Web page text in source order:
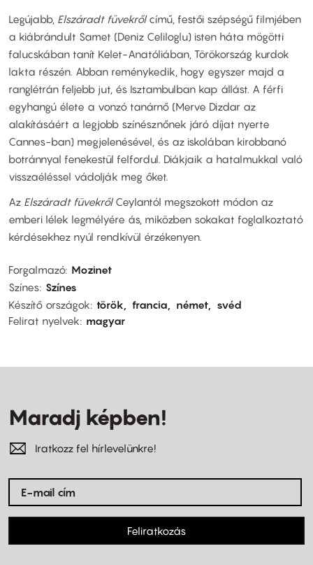
Legújabb, Elszáradt füvekrőlcímű, festői szépségű filmjében
a kiábrándult Samet (Deniz Celiloglu) isten háta mögötti
falucskában tanít Kelet-Anatóliában, Törökország kurdok
lakta részén. Abban reménykedik, hogy egyszer majd a
ranglétrán feljebb jut, és Isztambulban kap állást. A férfi
egyhangú élete a vonzó tanárnő (Merve Dizdar az
alakításáért a legjobb színésznőnek járó díjat nyerte
Cannes-ban) megjelenésével, és az iskolában kirobbanó
botránnyal fenekestül felfordul. Diákjaik a hatalmukkal való
visszaéléssel vádolják meg őket.
Az Elszáradt füvekrőlCeylantól megszokott módon az
emberi lélek legmélyére ás, miközben sokakat foglalkoztató
kérdésekhez nyúl rendkívül érzékenyen.
Forgalmazó Mozinet
Színes Színes
Készítő országok török francia német
svéd
Felirat nyelvek
magyar
Maradj képben!
Iratkozz fel hírlevelünkre!
Feliratkozás